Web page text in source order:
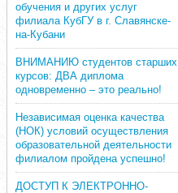
обучения и других услуг
филиала КубГУ в г. Славянске-
на-Кубани
ВНИМАНИЮ студентов старших
курсов: ДВА диплома
одновременно – это реально!
Независимая оценка качества
(НОК) условий осуществления
образовательной деятельности
филиалом пройдена успешно!
ДОСТУП К ЭЛЕКТРОННО-